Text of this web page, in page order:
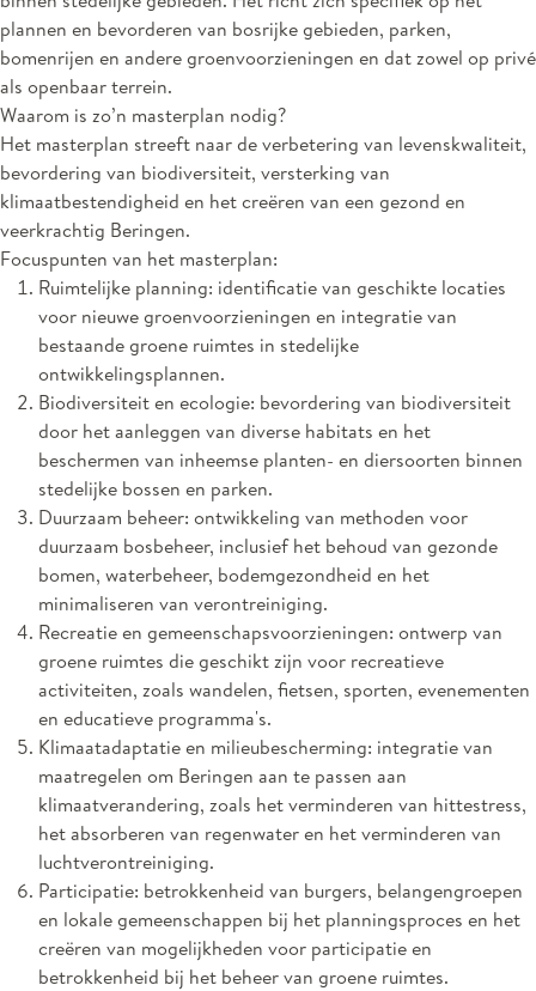
plannen en bevorderen van bosrijke gebieden, parken,
bomenrijen en andere groenvoorzieningen en dat zowel op privé
als openbaar terrein.
Waarom is zo’n masterplan nodig?
Het masterplan streeft naar de verbetering van levenskwaliteit,
bevordering van biodiversiteit, versterking van
klimaatbestendigheid en het creëren van een gezond en
veerkrachtig Beringen.
Focuspunten van het masterplan:
Ruimtelijke planning: identificatievan geschikte locaties
voor nieuwe groenvoorzieningen en integratievan
bestaande groene ruimtes in stedelijke
ontwikkelingsplannen.
Biodiversiteit en ecologie: bevordering van biodiversiteit
door het aanleggen van diverse habitats en het
beschermen van inheemse planten- en diersoorten binnen
stedelijke bossen en parken.
Duurzaam beheer: ontwikkeling van methoden voor
duurzaam bosbeheer, inclusief het behoud van gezonde
bomen, waterbeheer, bodemgezondheid en het
minimaliseren van verontreiniging.
Recreatie en gemeenschapsvoorzieningen: ontwerp van
groene ruimtes die geschikt zijn voor recreatieve
activiteiten, zoals wandelen, fietsen, sporten, evenementen
en educatieve programma's.
Klimaatadaptatie en milieubescherming: integratievan
maatregelen om Beringen aan te passen aan
klimaatverandering, zoals het verminderen van hittestress,
het absorberen van regenwater en het verminderen van
luchtverontreiniging.
Participatie: betrokkenheid van burgers, belangengroepen
en lokale gemeenschappen bij het planningsproces en het
creëren van mogelijkheden voor participatie en
betrokkenheid bij het beheer van groene ruimtes.